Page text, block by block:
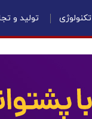
تکنولوژی تولید و